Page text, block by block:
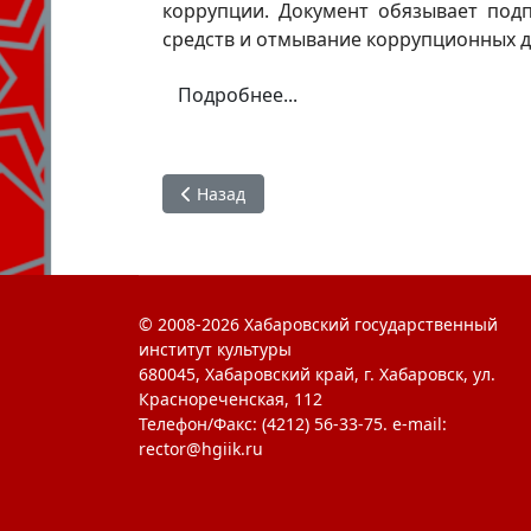
коррупции. Документ обязывает
средств и отмывание коррупционных
Подробнее...
Предыдущий: Поздравляем нашу
Назад
© 2008-2026 Хабаровский государственный
институт культуры
680045, Хабаровский край, г. Хабаровск, ул.
Краснореченская, 112
Телефон/Факс: (4212) 56-33-75. e-mail:
rector@hgiik.ru